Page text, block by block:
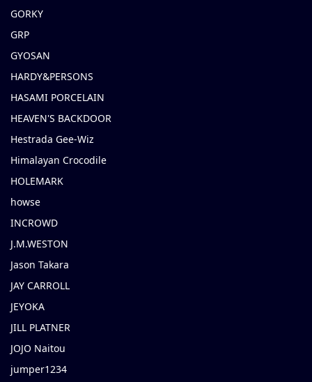
GORKY
GRP
GYOSAN
HARDY&PERSONS
HASAMI PORCELAIN
HEAVEN'S BACKDOOR
Hestrada Gee-Wiz
Himalayan Crocodile
HOLEMARK
howse
INCROWD
J.M.WESTON
Jason Takara
JAY CARROLL
JEYOKA
JILL PLATNER
JOJO Naitou
jumper1234